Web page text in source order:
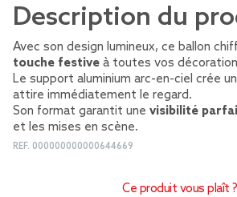
Description du
Avec son design lumineux, ce ballon
touche festive à toutes vos
Le support aluminium arc-en-ciel crée un
attire immédiatement le regard.
Son format garantit une visibilité
et les mises en scène.
REF. 000000000000644669
Ce produit vous plaît ?